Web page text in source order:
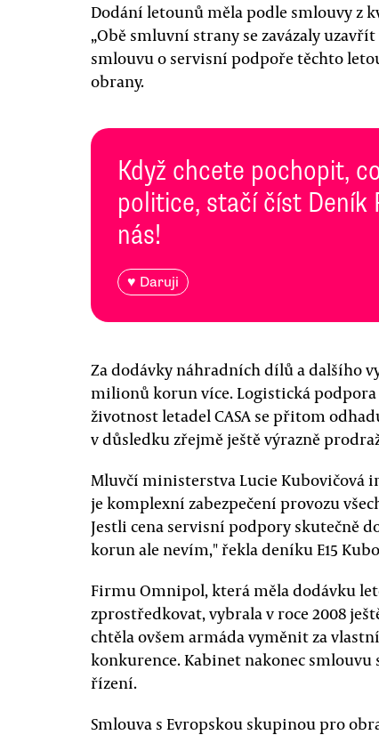
Dodání letounů měla podle smlouvy z
„Obě smluvní strany se zavázaly
smlouvu o servisní podpoře těchto
obrany.
Když chcete pochopit,
politice, stačí číst Deník
nás!
♥ Daruji
Za dodávky náhradních dílů a dalšího
milionů korun více. Logistická podpora
životnost letadel CASA se přitom
v důsledku zřejmě ještě výrazně
Mluvčí ministerstva Lucie Kubovičová
je komplexní zabezpečení provozu
Jestli cena servisní podpory skutečně
korun ale nevím," řekla deníku E15
Firmu Omnipol, která měla dodávku
zprostředkovat, vybrala v roce 2008
chtěla ovšem armáda vyměnit za
konkurence. Kabinet nakonec
řízení.
Smlouva s Evropskou skupinou pro